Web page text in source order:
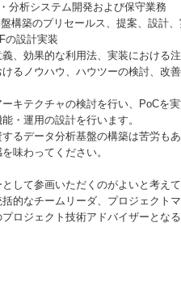
分析システム開発および保守業務
構築のプリセールス、提案、設計
の設計実装
、効果的な利用法、実装における
るノウハウ、ハウツーの検討、改善
キテクチャの検討を行い、PoCを
・運用の設計を行います。
るデータ分析基盤の構築は苦労も
味わってください。
して参画いただくのがよいと考え
的なチームリーダ、プロジェクト
ロジェクト技術アドバイザーとなる